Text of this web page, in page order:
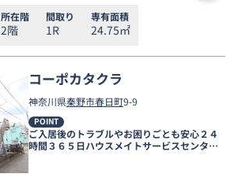
所在階
2階
間取り
1R
専有面積
24.75㎡
コーポカタクラ
神奈川県秦野市春日町9-9
POINT
ご入居後のトラブルやお困りごとも安心２４
時間３６５日ハウスメイトサービスセンター
電話受付対応。